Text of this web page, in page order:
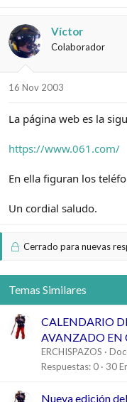
Víctor
Colaborador
16 Nov 2003
La página web es la
https://www.061.com/
En ella figuran los
Un cordial saludo.
Cerrado para nuevas
Temas Similares
CALENDARIO
AVANZADO EN
ERCHISPAZOS
Respuestas 0 30
Nueva edición